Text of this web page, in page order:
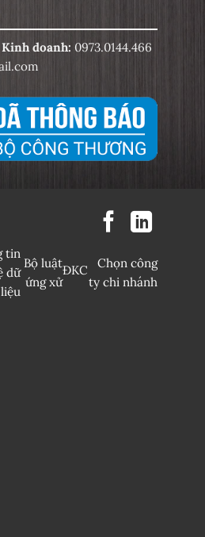
Kinh doanh: 0973.0144.466
tin
dữ
liệu
Bộ luật
ứng xử
ĐKC
Chọn công
ty chi nhánh